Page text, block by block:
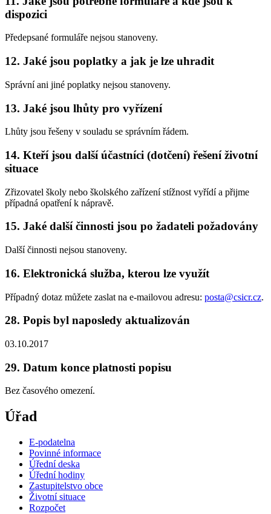
dispozici
Předepsané formuláře nejsou stanoveny.
12. Jaké jsou poplatky a jak je lze uhradit
Správní ani jiné poplatky nejsou stanoveny.
13. Jaké jsou lhůty pro vyřízení
Lhůty jsou řešeny v souladu se správním řádem.
14. Kteří jsou další účastníci (dotčení) řešení životní
situace
Zřizovatel školy nebo školského zařízení stížnost vyřídí a přijme
případná opatření k nápravě.
15. Jaké další činnosti jsou po žadateli požadovány
Další činnosti nejsou stanoveny.
16. Elektronická služba, kterou lze využít
Případný dotaz můžete zaslat na e-mailovou adresu: posta@csicr.cz.
28. Popis byl naposledy aktualizován
03.10.2017
29. Datum konce platnosti popisu
Bez časového omezení.
Úřad
E-podatelna
Povinné informace
Úřední deska
Úřední hodiny
Zastupitelstvo obce
Životní situace
Rozpočet